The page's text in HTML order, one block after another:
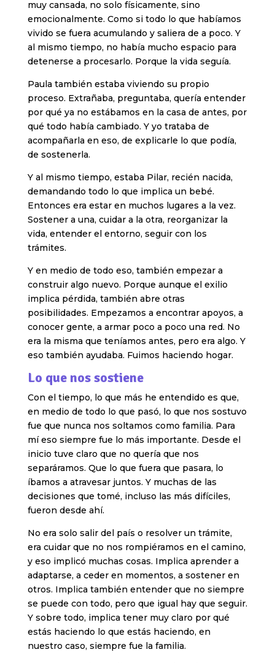
muy cansada, no solo físicamente, sino
emocionalmente. Como si todo lo que habíamos
vivido se fuera acumulando y saliera de a poco. Y
al mismo tiempo, no había mucho espacio para
detenerse a procesarlo. Porque la vida seguía.
Paula también estaba viviendo su propio
proceso. Extrañaba, preguntaba, quería entender
por qué ya no estábamos en la casa de antes, por
qué todo había cambiado. Y yo trataba de
acompañarla en eso, de explicarle lo que podía,
de sostenerla.
Y al mismo tiempo, estaba Pilar, recién nacida,
demandando todo lo que implica un bebé.
Entonces era estar en muchos lugares a la vez.
Sostener a una, cuidar a la otra, reorganizar la
vida, entender el entorno, seguir con los
trámites.
Y en medio de todo eso, también empezar a
construir algo nuevo. Porque aunque el exilio
implica pérdida, también abre otras
posibilidades. Empezamos a encontrar apoyos, a
conocer gente, a armar poco a poco una red. No
era la misma que teníamos antes, pero era algo. Y
eso también ayudaba. Fuimos haciendo hogar.
Lo que nos sostiene
Con el tiempo, lo que más he entendido es que,
en medio de todo lo que pasó, lo que nos sostuvo
fue que nunca nos soltamos como familia. Para
mí eso siempre fue lo más importante. Desde el
inicio tuve claro que no quería que nos
separáramos. Que lo que fuera que pasara, lo
íbamos a atravesar juntos. Y muchas de las
decisiones que tomé, incluso las más difíciles,
fueron desde ahí.
No era solo salir del país o resolver un trámite,
era cuidar que no nos rompiéramos en el camino,
y eso implicó muchas cosas. Implica aprender a
adaptarse, a ceder en momentos, a sostener en
otros. Implica también entender que no siempre
se puede con todo, pero que igual hay que seguir.
Y sobre todo, implica tener muy claro por qué
estás haciendo lo que estás haciendo, en
nuestro caso, siempre fue la familia.